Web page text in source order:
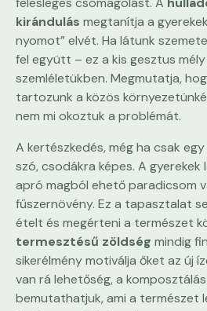
kirándulás megtanítja a
nyomot” elvét. Ha látunk
fel együtt – ez a kis gesztus
szemléletükben. Megmutatja,
tartozunk a közös
nem mi okoztuk a problémát.
A kertészkedés, még ha csak
szó, csodákra képes. A gyerekek
apró magból ehető paradicsom
fűszernövény. Ez a tapasztalat
ételt és megérteni a természet
termesztésű zöldség mindig
sikerélmény motiválja őket az új
van rá lehetőség, a
bemutathatjuk, ami a természet